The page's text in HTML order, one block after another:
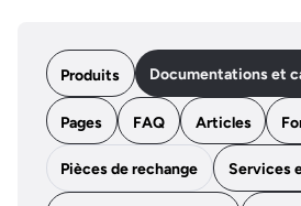
Produits Documentations et
Pages FAQ Articles
Pièces de rechange Services